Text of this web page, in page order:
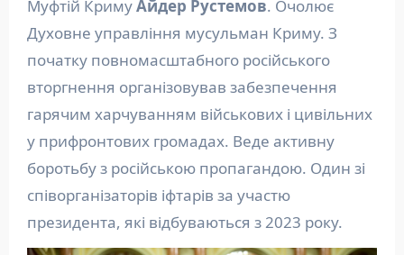
Муфтій КримуАйдер Рустемов. Очолює
Духовне управління мусульман Криму. З
початку повномасштабного російського
вторгнення організовував забезпечення
гарячим харчуванням військових і цивільних
у прифронтових громадах. Веде активну
боротьбу з російською пропагандою. Один зі
співорганізаторів іфтарів за участю
президента, які відбуваються з 2023 року.